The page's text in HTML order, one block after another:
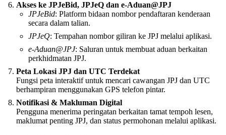
Akses ke JPJeBid, JPJeQ dan e-Aduan@JPJ
JPJeBid: Platform bidaan nombor pendaftaran kenderaan
secara dalam talian.
JPJeQ: Tempahan nombor giliran ke JPJ melalui aplikasi.
e-Aduan@JPJ: Saluran untuk membuat aduan berkaitan
perkhidmatan JPJ.
Peta Lokasi JPJ dan UTC Terdekat
Fungsi peta interaktif untuk mencari cawangan JPJ dan UTC
berhampiran menggunakan GPS telefon pintar.
Notifikasi & Makluman Digital
Pengguna menerima peringatan berkaitan tamat tempoh lesen,
maklumat penting JPJ, dan status permohonan melalui aplikasi.